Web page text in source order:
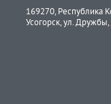
169270, Республика
Усогорск, ул.